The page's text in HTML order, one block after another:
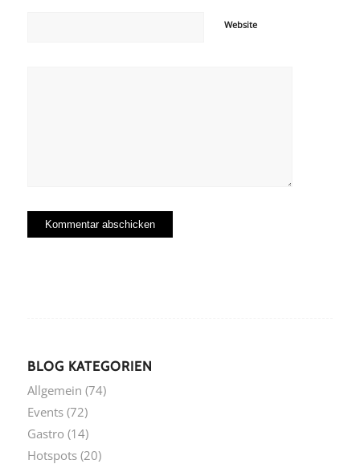
Website
BLOG KATEGORIEN
Allgemein (74)
Events(72)
Gastro (14)
Hotspots(20)